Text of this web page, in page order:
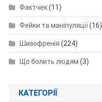
Фактчек(11)
Фейки та маніпуляції(16)
Шизофренія (224)
Що болить людям (3)
КАТЕГОРІЇ